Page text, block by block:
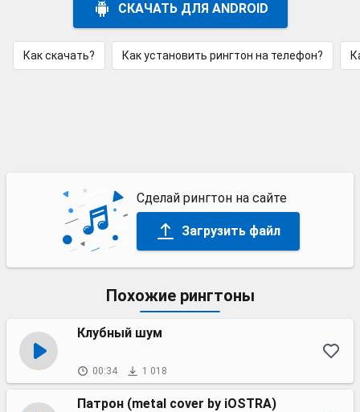
СКАЧАТЬ ДЛЯ ANDROID
Как скачать? Как установить рингтон на телефон?
Сделай рингтон на сайте
Загрузить файл
Похожие рингтоны
Клубный шум
00:34 1 018
Патрон (metal cover by iOSTRA)